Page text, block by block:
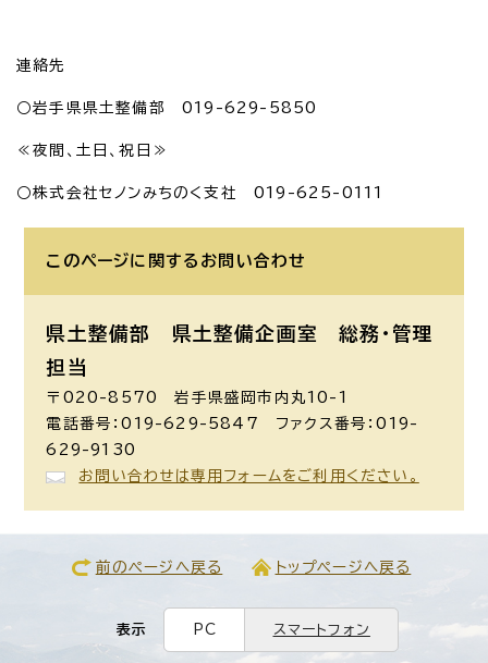
連絡先
○岩手県県土整備部 019-629-5850
≪夜間、土日、祝日≫
○株式会社セノンみちのく支社 019-625-0111
このページに関する お問い合わせ
県土整備部 県土整備企画室
総務・管理
担当
〒020-8570 岩手県盛岡市内丸10-1
電話番号：019-629-5847 ファクス番号：019-
629-9130
お問い合わせは専用フォームをご利用ください。
前のページへ戻る トップページへ戻る
表示 PC スマートフォン